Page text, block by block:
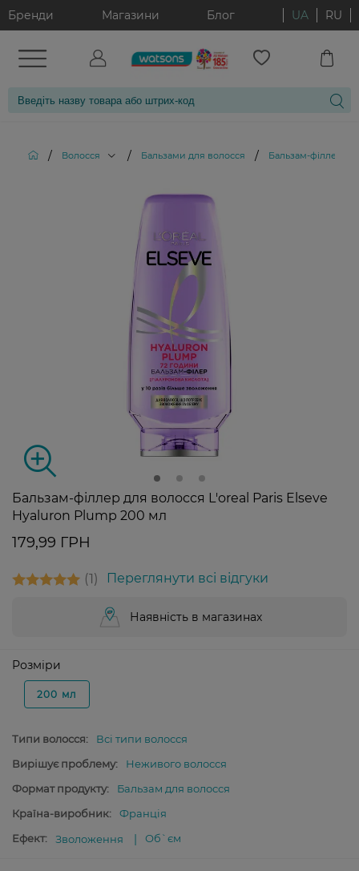
Бренди Магазини Блог UA RU
/ Волосся / Бальзами для волосся / Бальзам-філлер
Бальзам-філлер для волосся L'oreal Paris Elseve
Hyaluron Plump 200 мл
179,99 ГРН
1 Переглянути всі відгуки
Наявність в магазинах
Розміри
200 мл
Типи волосся:
Всі типи волосся
Вирішує проблему:
Неживого волосся
Формат продукту:
Бальзам для волосся
Країна-виробник:
Франція
Ефект:
Зволоження Об`єм